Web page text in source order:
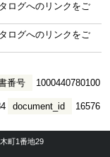
ログへのリンクをご
ログへのリンクをご
番号 1000440780100
document_id 16576
町1番地29